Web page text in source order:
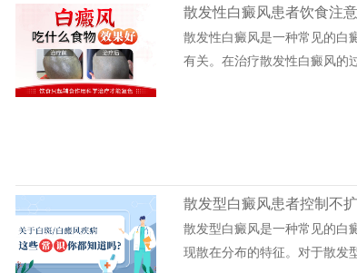
散发性白癜风患者饮食注
散发性白癜风是一种常见的白
有关。在治疗散发性白癜风的
散发型白癜风患者控制不
散发型白癜风是一种常见的白
现散在分布的特征。对于散发